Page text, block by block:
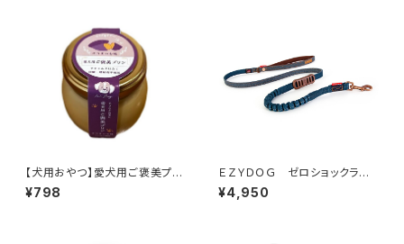
【犬用おやつ】愛犬用ご褒美プリ
ン さつまいも味 70g
¥798
ＥＺＹＤＯＧ ゼロショックライト
１２０ｃｍ（デニム＆コーデュロ
イ）
¥4,950